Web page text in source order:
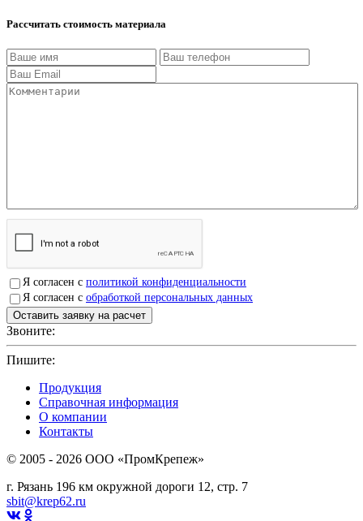
Рассчитать стоимость материала
Я согласен с политикой конфиденциальности
Я согласен с обработкой персональных данных
Звоните:
Пишите:
Продукция
Справочная информация
О компании
Контакты
© 2005 - 2026 OOO «ПромКрепеж»
г. Рязань 196 км окружной дороги 12, стр. 7
sbit@krep62.ru